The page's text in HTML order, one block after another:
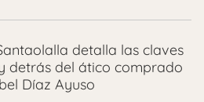
detalla las claves
detrás del ático comprado
Díaz Ayuso